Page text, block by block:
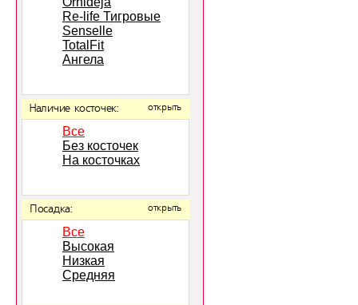
Re-life Тигровые
Senselle
TotalFit
Ангела
Наличие косточек: открыть
Все
Без косточек
На косточках
Посадка: открыть
Все
Высокая
Низкая
Средняя